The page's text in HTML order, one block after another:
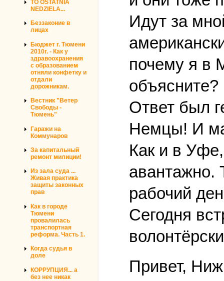
TO OSTATNIA
NEDZIELA...
Беззаконие в
лицах
Бюджет г. Тюмени
2010г. - Как у
здравоохранения
с образованием
отняли конфетку и
отдали
дорожникам.
Вестник "Ветер
Свободы -
Тюмень"
Гаражи на
Коммунаров
За капитальный
ремонт милиции!
Из зала суда ...
Живая практика
защиты законных
прав
Как в городе
Тюмени
провалилась
транспортная
реформа. Часть 1.
Когда судья в
доле
КОРРУПЦИЯ... а
без нее никак
Идут за
почему я в
объясните?
Ответ был
Немцы! И
Как и в
авантажно.
рабочий
Сегодня
Привет,